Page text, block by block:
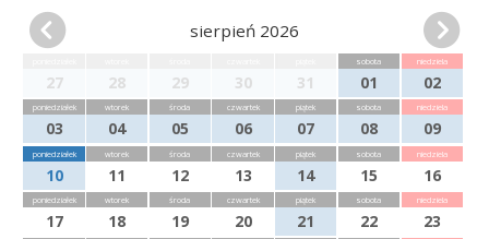
sierpień 2026
27 28 29 30 31
sobota
01
niedziela
02
poniedziałek
03
wtorek
04
środa
05
czwartek
06
piątek
07
sobota
08
niedziela
09
poniedziałek
10
wtorek
11
środa
12
czwartek
13
piątek
14
sobota
15
niedziela
16
poniedziałek
17
wtorek
18
środa
19
czwartek
20
piątek
21
sobota
22
niedziela
23